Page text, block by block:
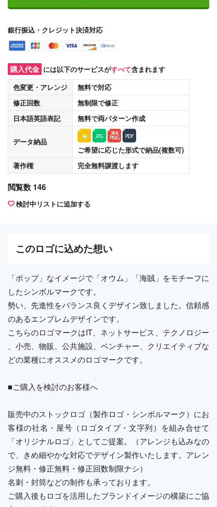
銀行振込・クレジット決済対応
購入代金 には以下のサービスがすべて含まれます
色変更・アレンジ
無料で対応
修正回数
無制限で修正
日本語英語表記
無料で両パターン作成
データ納品
ご希望に応じた形式で納品(複数可)
著作権
完全無料譲渡します
閲覧数 146
検討中リストに追加する
このロゴに込めた想い
「ポップ」なイメージで「オウム」「海賊」をモチーフに
したシンボルマークです。
勢い、先進性をバランス良くデザイン致しました。信頼感
のあるエンブレムデザインです。
こちらのロゴマークはIT、ネットサービス、テクノロジー
、小売、物販、公共施設、ベンチャー、クリエイティブな
どの業種にオススメのロゴマークです。
■ご購入を検討のお客様へ
販売中のストックロゴ（製作ロゴ・シンボルマーク）にお
客様の社名・屋号（ロゴタイプ・文字列）を組み合せて
「オリジナルロゴ」としてご提案。（アレンジも込みなの
で、きめ細やかな対応でデザイン製作いたします。アレン
ジ無料・修正無料・修正回数制限ナシ）
名刺・封筒などの制作も承っております。
ご購入後もロゴを活用したブランドイメージの構築にご協